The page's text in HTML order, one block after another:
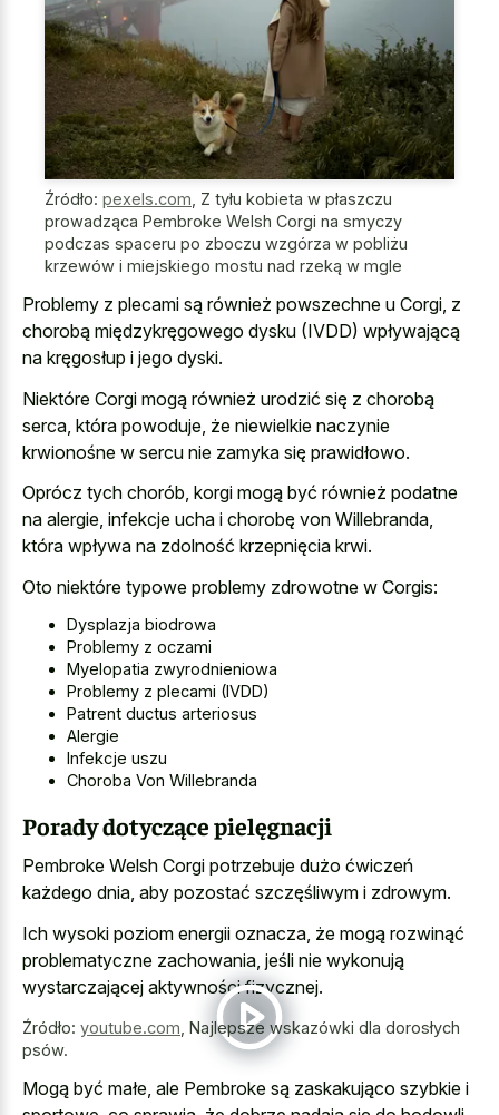
Źródło: pexels.com Z tyłu kobieta w płaszczu
prowadząca Pembroke Welsh Corgi na smyczy
podczas spaceru po zboczu wzgórza w pobliżu
krzewów i miejskiego mostu nad rzeką w mgle
Problemy z plecami są również powszechne u Corgi, z
chorobą międzykręgowego dysku (IVDD) wpływającą
na kręgosłup i jego dyski.
Niektóre Corgi mogą również urodzić się z chorobą
serca, która powoduje, że niewielkie naczynie
krwionośne w sercu nie zamyka się prawidłowo.
Oprócz tych chorób, korgi mogą być również podatne
na alergie, infekcje ucha i chorobę von Willebranda,
która wpływa na zdolność krzepnięcia krwi.
Oto niektóre typowe problemy zdrowotne w Corgis:
Dysplazja biodrowa
Problemy z oczami
Myelopatia zwyrodnieniowa
Problemy z plecami (IVDD)
Patrent ductus arteriosus
Alergie
Infekcje uszu
Choroba Von Willebranda
Porady dotyczące pielęgnacji
Pembroke Welsh Corgi potrzebuje dużo ćwiczeń
każdego dnia, aby pozostać szczęśliwym i zdrowym.
Ich wysoki poziom energii oznacza, że mogą rozwinąć
problematyczne zachowania, jeśli nie wykonują
wystarczającej aktywności fizycznej.
Źródło: youtube.com Najlepsze wskazówki dla dorosłych
psów.
Mogą być małe, ale Pembroke są zaskakująco szybkie i